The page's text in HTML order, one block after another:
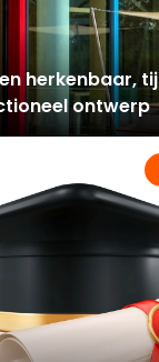
en
ontwerp